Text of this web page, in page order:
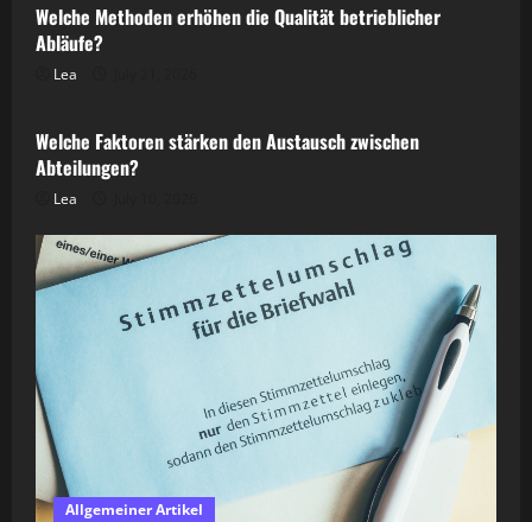
Welche Methoden erhöhen die Qualität betrieblicher
Abläufe?
LeaAllgemeiner Artikel
Welche Faktoren stärken den Austausch zwischen
Abteilungen?
Lea
Allgemeiner Artikel